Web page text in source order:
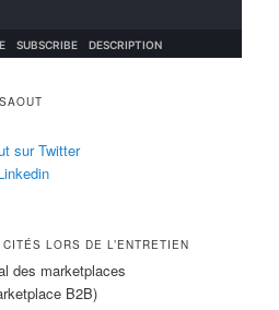
sur Twitter
LORS DE L’ENTRETIEN
des marketplaces
B2B)